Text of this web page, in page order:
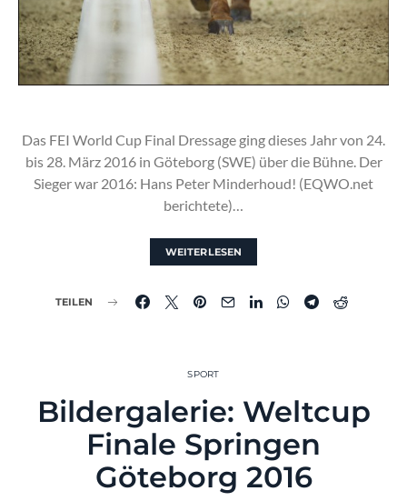
Das FEI World Cup Final Dressage ging dieses Jahr von 24.
bis 28. März 2016 in Göteborg (SWE) über die Bühne. Der
Sieger war 2016: Hans Peter Minderhoud! (EQWO.net
berichtete)…
WEITERLESEN
TEILEN
SPORT
Bildergalerie: Weltcup
Finale Springen
Göteborg 2016